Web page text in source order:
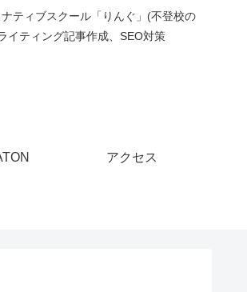
ティブスクール「りんぐ」(不登校の
イティング記事作成、SEO対策
アクセス